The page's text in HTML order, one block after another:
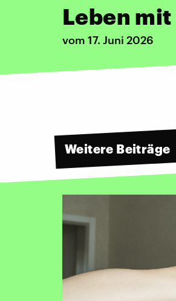
Leben
vom 17. Juni 2026
Weitere Beiträge